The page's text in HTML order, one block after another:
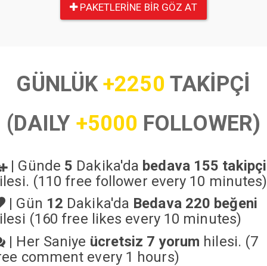
PAKETLERINE BIR GÖZ AT
GÜNLÜK+2250 TAKİPÇİ
(DAILY +5000 FOLLOWER)
| Günde 5 Dakika'da bedava 155 takipçi
(110 free follower every 10 minutes)
| Gün 12 Dakika'da Bedava 220 beğeni
(160 free likes every 10 minutes)
| Her Saniye ücretsiz 7 yorum hilesi. (7
comment every 1 hours)